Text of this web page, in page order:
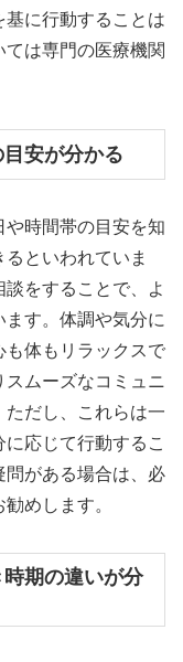
基に行動することは
は専門の医療機関
安が分かる
時間帯の目安を知
といわれていま
をすることで、よ
す。体調や気分に
も体もリラックスで
ムーズなコミュニ
だし、これらは一
応じて行動するこ
問がある場合は、必
めします。
期の違いが分